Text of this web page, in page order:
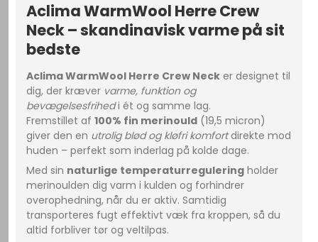
Aclima WarmWool Herre Crew
Neck – skandinavisk varme på sit
bedste
Aclima WarmWool Herre Crew Neck er designet til
dig, der kræver varme, funktion og
bevægelsesfrihedi ét og samme lag.
Fremstillet af100% fin merinould (19,5 micron)
giver den en utrolig blød og kløfri komfortdirekte mod
huden – perfekt som inderlag på kolde dage.
Med sin naturlige temperaturregulering holder
merinoulden dig varm i kulden og forhindrer
overophedning, når du er aktiv. Samtidig
transporteres fugt effektivt væk fra kroppen, så du
altid forbliver tør og veltilpas.